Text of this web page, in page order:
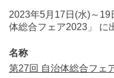
2023年5月17日(水)～
体総合フェア2023」 に
名称
第27回 自治体総合フェ